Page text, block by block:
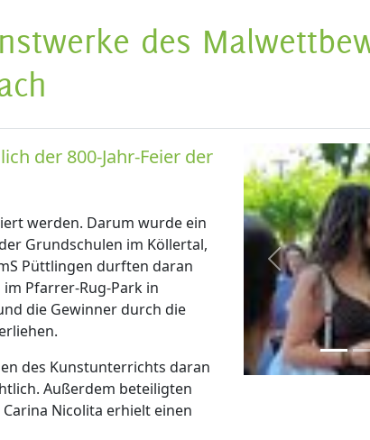
des
der 800-Jahr-Feier der
werden. Darum wurde ein
Grundschulen im Köllertal,
Püttlingen durften daran
Pfarrer-Rug-Park in
die Gewinner durch die
des Kunstunterrichts daran
Außerdem beteiligten
Nicolita erhielt einen
zurück